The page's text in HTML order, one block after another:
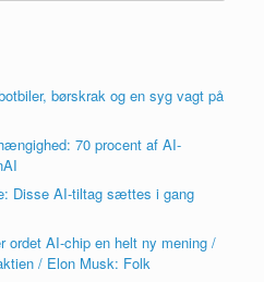
børskrak og en syg vagt på
70 procent af AI-
Disse AI-tiltag sættes i gang
ordet AI-chip en helt ny mening /
/ Elon Musk: Folk